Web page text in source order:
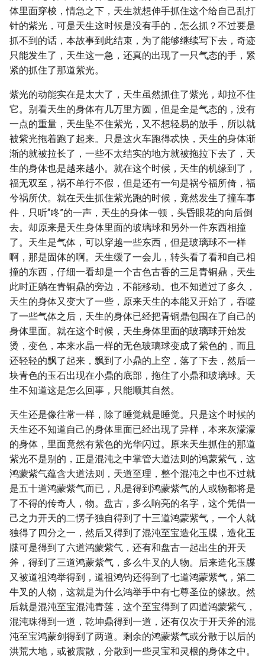
体里面穿梭，情急之下，天生就想伸手抓住这个给自己乱打
针的紫光，可是天生这时候是没有手的，怎么抓？不过要是
抓不到的话，本故事到此结束，为了能够继续写下去，奇迹
只能发生了，天生这一急，还真的出现了一只气态的手，紧
紧的抓住了那道紫光。
紫光的动能实在是太大了，天生虽然抓住了紫光，却拉不住
它。别看天生的身体有几万里方圆，但是全是气态的，没有
一点的重量，天生坠不住紫光，又不想轻易的放手，所以就
被紫光拖着跑了起来。只是这火车跑得忒快，天生的身体渐
渐的就被拉长了，一些不太结实的地方就被拖拉下去了，天
生的身体也是越来越小。就在这个时候，天生的机缘到了，
福无双至，祸不单行不假，但是还有一句是祸兮福所倚，福
兮祸所伏。就在天生抓住紫光跑的时候，竟然发生了撞车事
件，只听“咚”的一声，天生的身体一顿，头昏眼花的向后倒
去。却原来是天生身体里面的玻璃球和另外一件东西相撞
了。天生是气体，可以穿越一些东西，但是玻璃球不一样
啊，那是固体的啊。天生缓了一会儿，转头看了看和自己相
撞的东西，仔细一看却是一个古色古香的三足青铜鼎，天生
此时正躺在青铜鼎的旁边，不能移动。也不知道过了多久，
天生的身体又变大了一些，原来天生的本能又开始了，吞噬
了一些气体之后，天生的身体已经把青铜鼎包围在了自己的
身体里面。就在这个时候，天生身体里面的玻璃球开始发
烫，变色，本来水晶一样的无色玻璃球变成了紫色的，而且
还轻轻的飘了起来，飘到了小鼎的上空，落了下去，然后一
块青色的玉石出现在小鼎的底部，拖住了小鼎和玻璃球。天
生不知道这是怎么回事，只能顺其自然。
天生还是像往常一样，除了睡觉就是睡觉。只是这个时候的
天生还不知道自己的身体里面已经出现了异样，本来灰濛濛
的身体，里面竟然有紫色的光华闪过。原来天生抓住的那道
紫光不是别的，正是混沌之中掌管大道法则的鸿蒙紫气，这
鸿蒙紫气蕴含大道法则，天道至理，整个混沌之中也不过就
是五十道鸿蒙紫气而已，凡是得到鸿蒙紫气的人或物都将是
了不得的传奇人，物。盘古，多么响亮的名字，这个凭借一
己之力开天的二愣子独自得到了十三道鸿蒙紫气，一个人就
独得了四分之一，然后又得到了混沌至宝造化玉牒，造化玉
牒可是得到了六道鸿蒙紫气，还有和盘古一起出生的开天
斧，得到了三道鸿蒙紫气，多么牛叉的人物。后来造化玉牒
又被道祖鸿举得到，道祖鸿钧还得到了七道鸿蒙紫气，第二
牛叉的人物，这就是为什么鸿举手中有七尊圣位的缘故。然
后就是混沌至宝混沌青莲，这个至宝得到了四道鸿蒙紫气，
混沌珠得到一道，乾坤鼎得到一道，还有仅次于开天斧的混
沌至宝鸿蒙剑得到了两道。剩余的鸿蒙紫气或分散于以后的
洪荒大地，或被震散，分散到一些灵宝和灵根的身体之中。